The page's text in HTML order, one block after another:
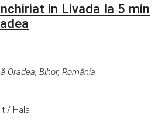
in Livada la 5 min
Oradea, Bihor, România
/ Hala